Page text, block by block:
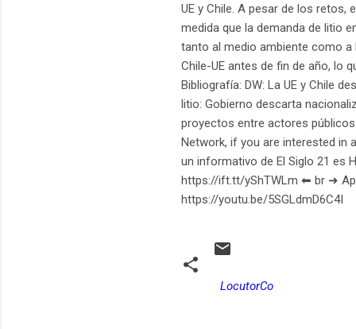
UE y Chile. A pesar de los
medida que la demanda de litio
tanto al medio ambiente como a
Chile-UE antes de fin de año, lo
Bibliografía: DW: La UE y Chile
litio: Gobierno descarta
proyectos entre actores
Network, if you are interested in
un informativo de El Siglo 21 es
https://ift.tt/yShTWLm ⬅︎ br ➜
https://youtu.be/5SGLdmD6C4I
LocutorCo